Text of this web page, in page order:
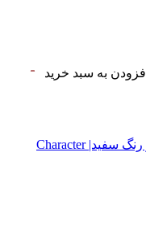
افزودن به سبد خرید
مداد چشم ضد آب فبیولس از برند کرکتر رنگ سفید| Character